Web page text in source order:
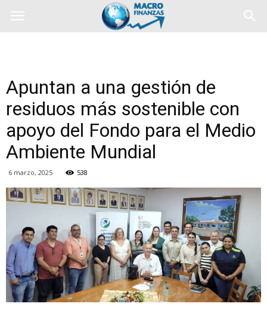
Apuntan a una gestión de
residuos más sostenible con
apoyo del Fondo para el Medio
Ambiente Mundial
6 marzo, 2025 538